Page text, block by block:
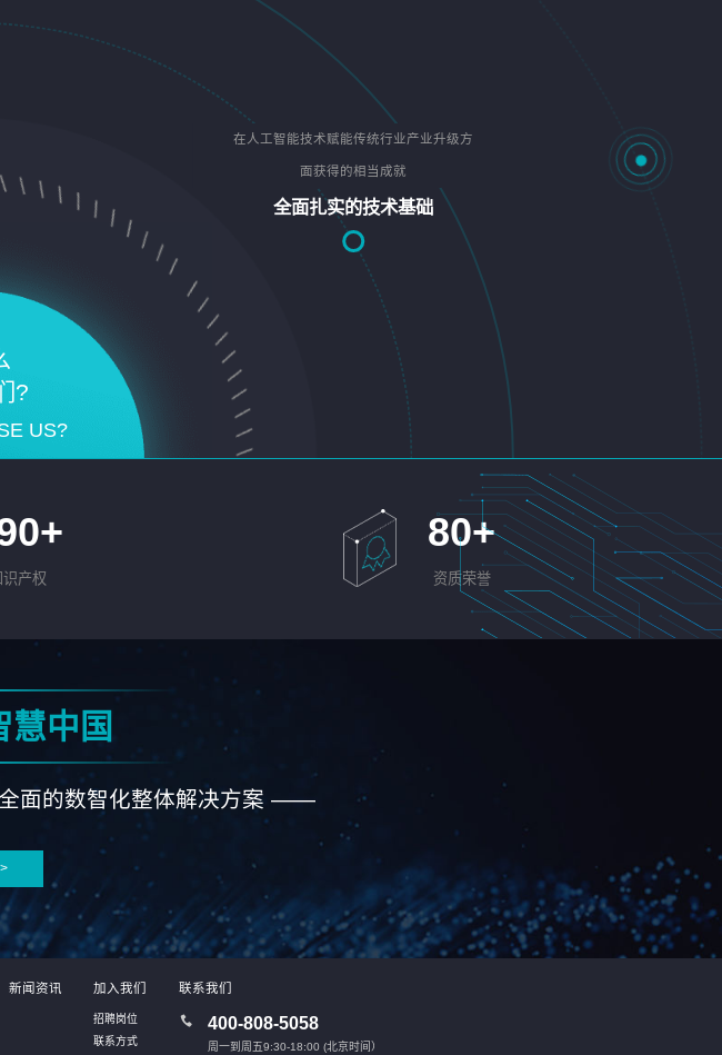
?
US?
在人工智能技术赋能传统行业产业升级方
面获得的相当成就
全面扎实的技术基础
+
识产权
80+
资质荣誉
慧中国
面的数智化整体解决方案 ——
新闻资讯 加入我们
招聘岗位
联系方式
联系我们
400-808-5058
周一到周五9:30-18:00 (北京时间）